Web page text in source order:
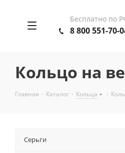
Бесплатно по
8 800 551-70-
Кольцо на
Главная - Каталог - Кольца -
Серьги